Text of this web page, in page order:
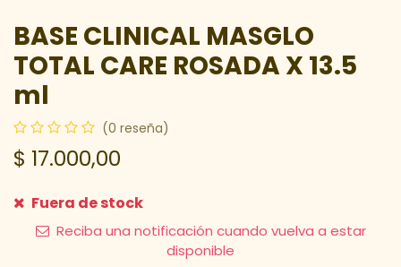
BASE CLINICAL MASGLO
TOTAL CARE ROSADA X 13.5
ml
(0 reseña)
$ 17.000,00
Fuera de stock
Reciba una notificación cuando vuelva a estar
disponible